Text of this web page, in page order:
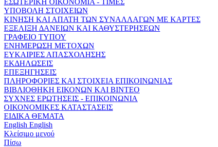
ΥΠΟΒΟΛΗ ΣΤΟΙΧΕΙΩΝ
ΚΙΝΗΣΗ ΚΑΙ ΑΠΑΤΗ ΤΩΝ ΣΥΝΑΛΛΑΓΩΝ ΜΕ ΚΑΡΤΕΣ
ΕΞΕΛΙΞΗ ΔΑΝΕΙΩΝ ΚΑΙ ΚΑΘΥΣΤΕΡΗΣΕΩΝ
ΓΡΑΦΕΙΟ ΤΥΠΟΥ
ΕΝΗΜΕΡΩΣΗ ΜΕΤΟΧΩΝ
ΕΥΚΑΙΡΙΕΣ ΑΠΑΣΧΟΛΗΣΗΣ
ΕΚΔΗΛΩΣΕΙΣ
ΕΠΕΞΗΓΗΣΕΙΣ
ΠΛΗΡΟΦΟΡΙΕΣ ΚΑΙ ΣΤΟΙΧΕΙΑ ΕΠΙΚΟΙΝΩΝΙΑΣ
ΒΙΒΛΙΟΘΗΚΗ ΕΙΚΟΝΩΝ ΚΑΙ ΒΙΝΤΕΟ
ΣΥΧΝΕΣ ΕΡΩΤΗΣΕΙΣ - ΕΠΙΚΟΙΝΩΝΙΑ
ΟΙΚΟΝΟΜΙΚΕΣ ΚΑΤΑΣΤΑΣΕΙΣ
ΕΙΔΙΚΑ ΘΕΜΑΤΑ
English English
Κλείσιμο μενού
Πίσω